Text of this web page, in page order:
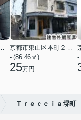
- (86.46㎡)
25万円
-
Ｔｒｅｃｃｉａ堺町